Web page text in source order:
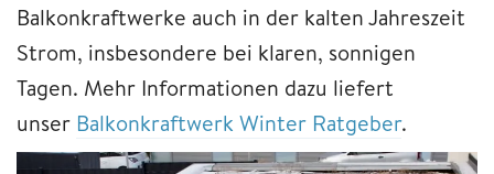
Balkonkraftwerke auch in der kalten Jahreszeit
Strom, insbesondere bei klaren, sonnigen
Tagen. Mehr Informationen dazu liefert
unser Balkonkraftwerk Winter Ratgeber.